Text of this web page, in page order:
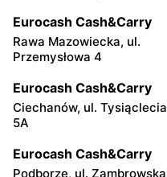
Eurocash Cash&Carry
Rawa Mazowiecka, ul.
Przemysłowa 4
Eurocash Cash&Carry
Ciechanów, ul. Tysiąclecia
5A
Eurocash Cash&Carry
Podborze, ul. Zambrowska